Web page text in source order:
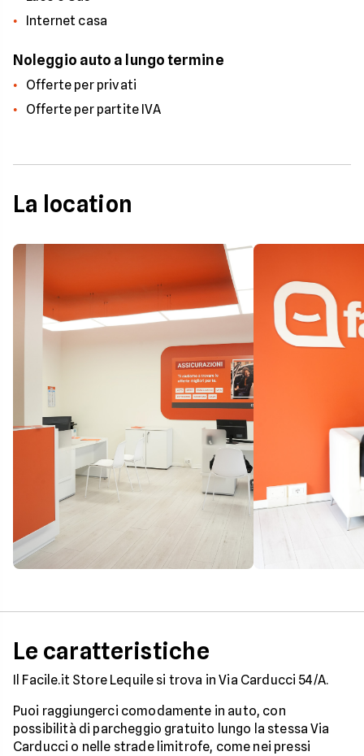
Internet casa
Noleggio auto a lungo termine
Offerte per privati
Offerte per partite IVA
La location
Le caratteristiche
Il Facile.it Store Lequile si trova in Via Carducci 54/A.
Puoi raggiungerci comodamente in auto, con
possibilità di parcheggio gratuito lungo la stessa Via
Carducci o nelle strade limitrofe, come nei pressi